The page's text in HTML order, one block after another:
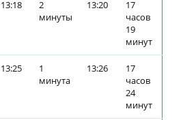
13:18
2
минуты
13:20
17
часов
19
минут
13:25
1
минута
13:26
17
часов
24
минут